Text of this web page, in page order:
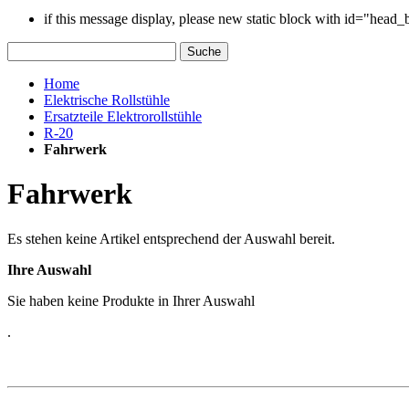
if this message display, please new static block with
Suche
Home
Elektrische Rollstühle
Ersatzteile Elektrorollstühle
R-20
Fahrwerk
Fahrwerk
Es stehen keine Artikel entsprechend der Auswahl bereit.
Ihre Auswahl
Sie haben keine Produkte in Ihrer Auswahl
.